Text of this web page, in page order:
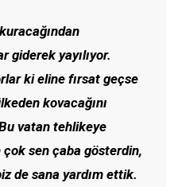
giderek yayılıyor.
ki eline fırsat geçse
kovacağını
vatan tehlikeye
çok sen çaba gösterdin,
de sana yardım ettik.